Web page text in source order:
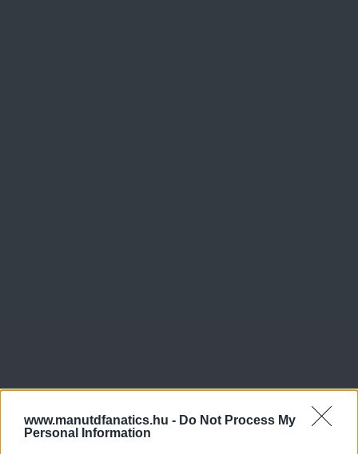
www.manutdfanatics.hu - Do Not Process My
Personal Information